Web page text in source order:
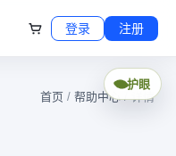
登录 注册
首页 / 帮助中心/ 详情
护眼